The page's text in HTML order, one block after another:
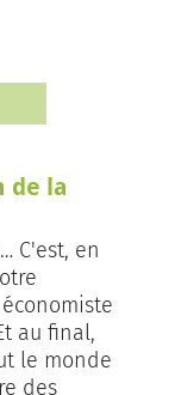
de la
C'est, en
au final,
le monde
des